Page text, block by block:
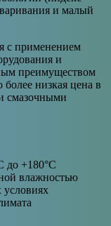
и малый
с применением
и
преимуществом
более низкая цена в
смазочными
до +180°С
влажностью
условиях